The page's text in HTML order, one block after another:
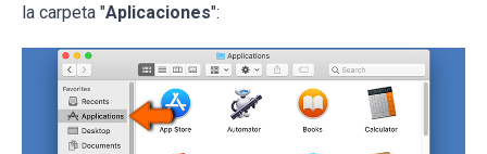
la carpeta "Aplicaciones":